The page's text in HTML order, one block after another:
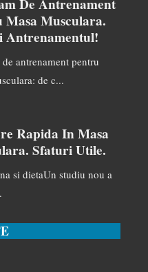
De Antrenament
Masa Musculara.
Antrenamentul!
antrenament pentru
de c...
Rapida In Masa
Sfaturi Utile.
si dietaUn studiu nou a